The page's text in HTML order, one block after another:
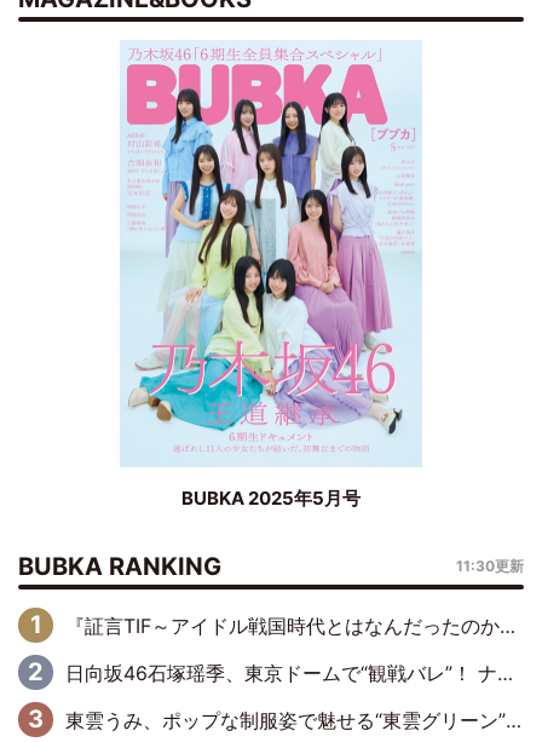
BUBKA 2025年5月号
BUBKA RANKING 11:30更新
『証言TIF～アイドル戦国時代とはなんだったのか～』第6回：でんぱ組.inc・古川未鈴×相沢梨紗「『ハロプロやりたかったな』って言ったら、夢眠ねむさんに『てめえはでんぱ組．incなんだよ！』って肩パンされて(笑)」
日向坂46石塚瑶季、東京ドームで“観戦バレ”！ ナイツ・塙も認めた「巨人に詳しすぎるアイドル」は元VENUSスクール生で杉内コーチ推し⁉
東雲うみ、ポップな制服姿で魅せる“東雲グリーン”の正体